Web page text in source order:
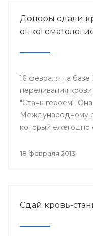
Доноры сдали
16 февраля на
переливания
"Стань героем".
Международному
который ежегодно
18 февраля 2013
Сдай кровь-